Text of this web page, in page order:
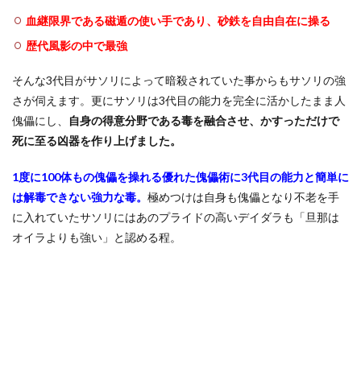
血継限界である磁遁の使い手であり、砂鉄を自由自在に操る
歴代風影の中で最強
そんな3代目がサソリによって暗殺されていた事からもサソリの強
さが伺えます。更にサソリは3代目の能力を完全に活かしたまま人
傀儡にし、
自身の得意分野である毒を融合させ、かすっただけで
死に至る凶器を作り上げました。
1度に100体もの傀儡を操れる優れた傀儡術に3代目の能力と簡単に
は解毒できない強力な毒。 極めつけは自身も傀儡となり不老を手
に入れていたサソリにはあのプライドの高いデイダラも「旦那は
オイラよりも強い」と認める程。